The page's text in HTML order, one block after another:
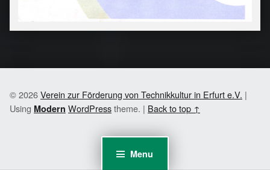
Menu
© 2026Verein zur Förderung von Technikkultur in Erfurt e.V. |
Using Modern WordPresstheme. | Back to top ↑